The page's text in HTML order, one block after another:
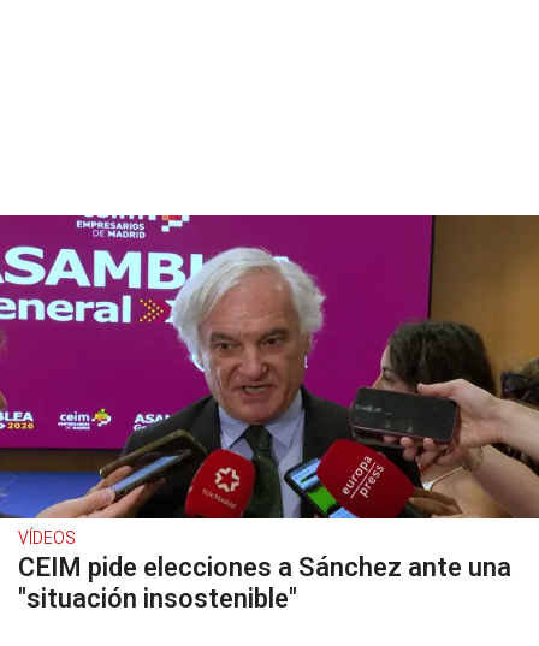
VÍDEOS
CEIM pide elecciones a Sánchez ante una
"situación insostenible"